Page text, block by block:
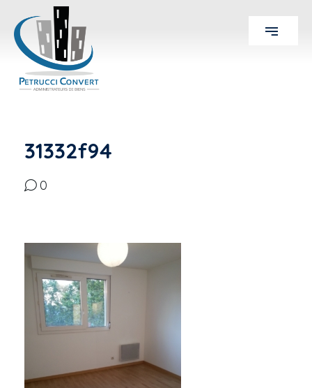
31332f94
0